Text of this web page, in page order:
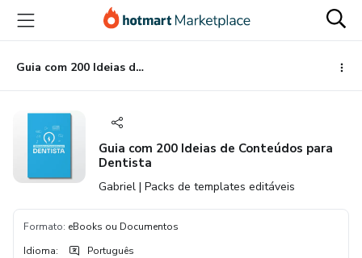
para
conteúdo
principal
para
pagamento
para
rodapé
Guia com 200 Ideias de Conteúdos para Dentista
Guia com 200 Ideias de Conteúdos para
Dentista
Gabriel | Packs de templates editáveis
Formato: eBooks ou Documentos
Idioma: Português